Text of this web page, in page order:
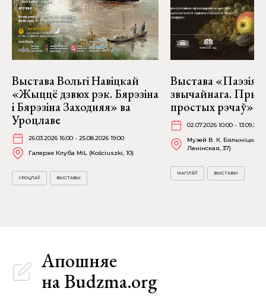
Выстава Вольгі Навіцкай
«Жыццё дзвюх рэк. Бярэзіна
і Бярэзіна Заходняя» ва
Уроцлаве
26.03.2026 16:00 - 25.08.2026 19:00
Галерэя Клуба MiL (Kościuszki, 10)
УРОЦЛАЎ ВЫСТАВЫ
Выстава «Паэзія
звычайнага.
простых рэчаў» у
02.07.2026 10:00 -
Музей В. К. Бялыніцкага-
Ленінская, 37)
МАГІЛЁЎ ВЫСТАВЫ
Апошняе
на Budzma.org